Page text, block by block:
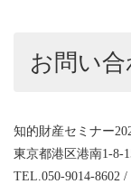
お問い
知的財産セミナー
東京都港区港南1-8-
TEL.050-9014-8602